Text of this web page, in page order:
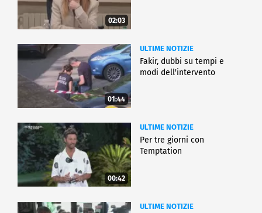
02:03
01:44
ULTIME NOTIZIE
Fakir, dubbi su tempi e
modi dell'intervento
00:42
ULTIME NOTIZIE
Per tre giorni con
Temptation
ULTIME NOTIZIE